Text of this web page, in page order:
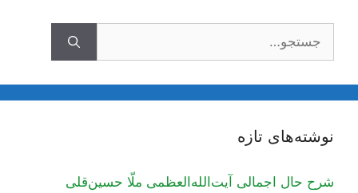
نوشته‌های تازه
شرح حال اجمالی آیت‌الله‌العظمی ملّا حسین‌قلی